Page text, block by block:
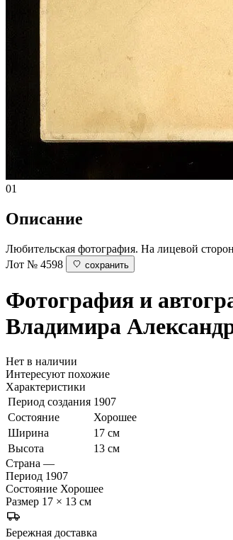
01
Описание
Любительская фотография. На лицевой
Лот № 4598
сохранить
Фотография и
Владимира
Нет в наличии
Интересуют похожие
Характеристики
Период создания 1907
Состояние
Хорошее
Ширина
17 см
Высота
13 см
Страна —
Период 1907
Состояние Хорошее
Размер 17 × 13 см
Бережная доставка